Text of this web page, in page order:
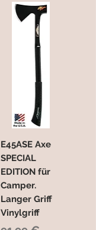
E45ASE Axe
SPECIAL
EDITION für
Camper.
Langer Griff
Vinylgriff